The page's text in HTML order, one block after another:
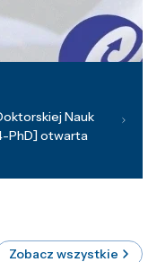
Nauk
PhD] otwarta
Zobacz wszystkie